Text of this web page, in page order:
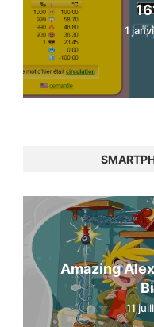
1
Amazing
11